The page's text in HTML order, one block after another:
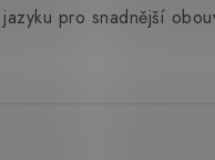
pro snadnější